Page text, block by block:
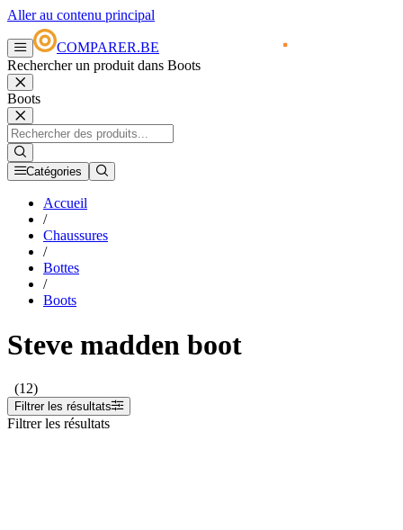
Aller au contenu principal
COMPARER.BE
Rechercher un produit dans Boots
Boots
Catégories
Accueil
/
Chaussures
/
Bottes
/
Boots
Steve madden boot
(12)
Filtrer les résultats
Filtrer les résultats